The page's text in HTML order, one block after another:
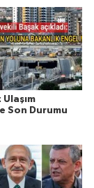
Son Durumu